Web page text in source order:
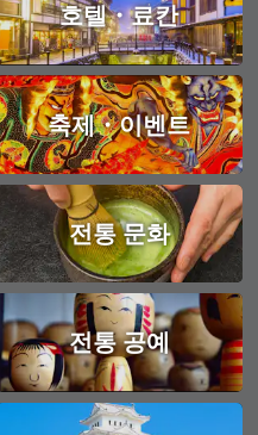
호텔・료칸
축제・이벤트
전통 문화
전통 공예